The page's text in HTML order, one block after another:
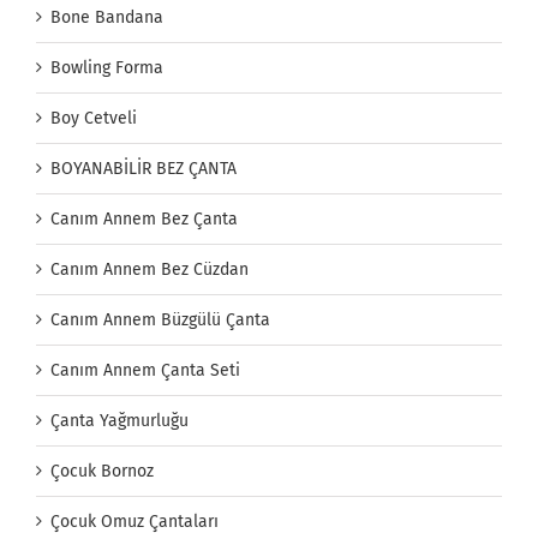
Bone Bandana
Bowling Forma
Boy Cetveli
BOYANABİLİR BEZ ÇANTA
Canım Annem Bez Çanta
Canım Annem Bez Cüzdan
Canım Annem Büzgülü Çanta
Canım Annem Çanta Seti
Çanta Yağmurluğu
Çocuk Bornoz
Çocuk Omuz Çantaları